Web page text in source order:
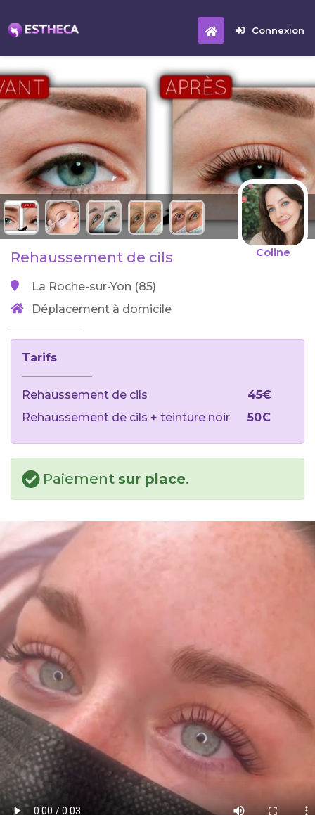
Connexion
Coline
Rehaussement de cils
La Roche-sur-Yon (85)
Déplacement à domicile
Tarifs
Rehaussement de cils
45€
Rehaussement de cils + teinture noir
50€
Paiement sur place.